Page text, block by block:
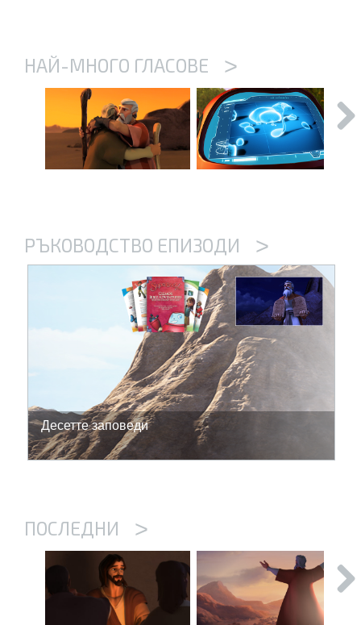
НАЙ-МНОГО ГЛАСОВЕ >
РЪКОВОДСТВО ЕПИЗОДИ >
Десетте заповеди
ПОСЛЕДНИ >